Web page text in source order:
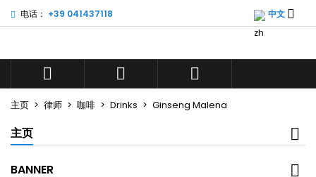
电话： +39 041437118 中文 
  
主页 律师 咖啡 Drinks Ginseng Malena
主页
BANNER